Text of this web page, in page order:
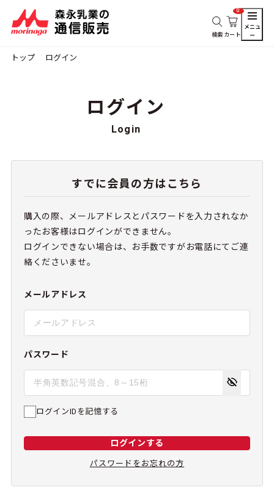
検索 カート
0
メニュ
ー
トップ ログイン
ログイン
Login
すでに会員の方はこちら
購入の際、メールアドレスとパスワードを入力されなか
ったお客様はログインができません。
ログインできない場合は、お手数ですがお電話にてご連
絡くださいませ。
メールアドレス
パスワード
ログインIDを記憶する
ログインする
パスワードをお忘れの方